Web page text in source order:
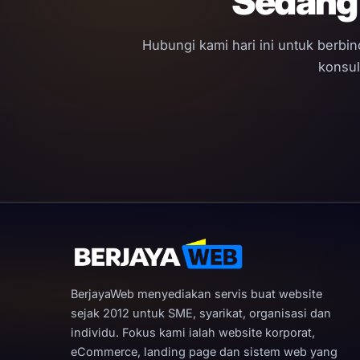
Hubungi kami hari ini untuk
BerjayaWeb menyediakan servis buat website
sejak 2012 untuk SME, syarikat, organisasi dan
individu. Fokus kami ialah website korporat,
eCommerce, landing page dan sistem web yang